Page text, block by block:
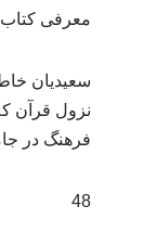
معرفی
سعیدیان
نزول قرآن
فرهنگ در
48